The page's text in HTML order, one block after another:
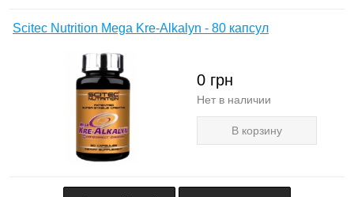
Scitec Nutrition Mega Kre-Alkalyn - 80 капсул
0 грн
Нет в наличии
В корзину